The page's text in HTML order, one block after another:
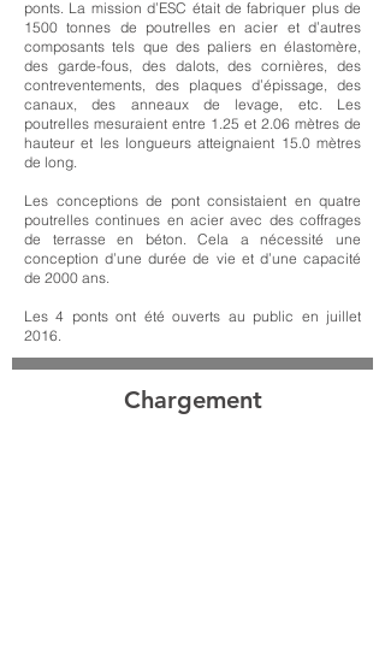
ponts. La mission d’ESC était de fabriquer plus de
1500 tonnes de poutrelles en acier et d’autres
composants tels que des paliers en élastomère,
des garde-fous, des dalots, des cornières, des
contreventements, des plaques d’épissage, des
canaux, des anneaux de levage, etc. Les
poutrelles mesuraient entre 1.25 et 2.06 mètres de
hauteur et les longueurs atteignaient 15.0 mètres
de long.
Les conceptions de pont consistaient en quatre
poutrelles continues en acier avec des coffrages
de terrasse en béton. Cela a nécessité une
conception d’une durée de vie et d’une capacité
de 2000 ans.
Les 4 ponts ont été ouverts au public en juillet
2016.
Chargement